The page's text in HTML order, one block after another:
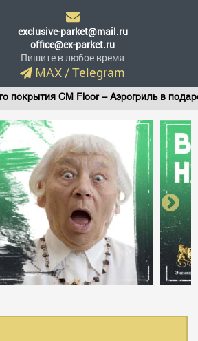
exclusive-parket@mail.ru
office@ex-parket.ru
Пишите в любое время
MAX/Telegram
CM Floor – Аэрогриль в подарок!